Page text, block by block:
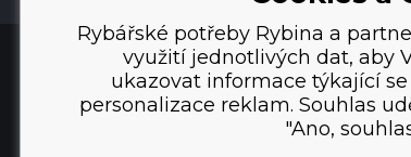
Rybářské potřeby Rybina a
využití jednotlivých dat, aby
ukazovat informace týkající
personalizace reklam. Souhlas
"Ano,